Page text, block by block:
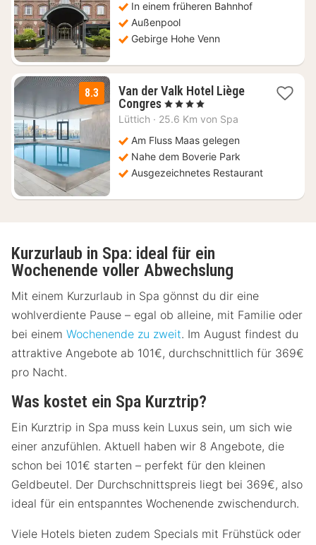
116
€
In einem früheren Bahnhof
Außenpool
Gebirge Hohe Venn
8.3
Van der Valk Hotel Liège
Congres1
Nacht
138
€
, 4 Sterne
Lüttich · 25.6 Km von Spa
Am Fluss Maas gelegen
Nahe dem Boverie Park
Ausgezeichnetes Restaurant
Kurzurlaub in Spa: ideal für ein
Wochenende voller Abwechslung
Mit einem Kurzurlaub in Spa gönnst du dir eine
wohlverdiente Pause – egal ob alleine, mit Familie oder
bei einem Wochenende zu zweit. Im August findest du
attraktive Angebote ab 101€, durchschnittlich für 369€
pro Nacht.
Was kostet ein Spa Kurztrip?
Ein Kurztrip in Spa muss kein Luxus sein, um sich wie
einer anzufühlen. Aktuell haben wir 8 Angebote, die
schon bei 101€ starten – perfekt für den kleinen
Geldbeutel. Der Durchschnittspreis liegt bei 369€, also
ideal für ein entspanntes Wochenende zwischendurch.
Viele Hotels bieten zudem Specials mit Frühstück oder